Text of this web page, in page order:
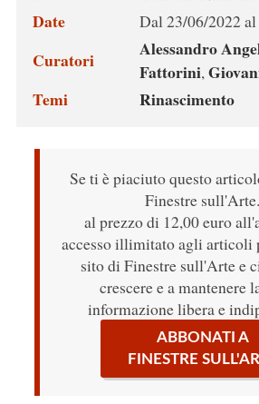
Date
Dal 23/06/2022
Curatori Alessandro
Fattorini,
Temi
Rinascimento
Se ti è piaciuto questo
Finestre sull'Arte.
al prezzo di 12,00 euro
accesso illimitato agli articoli
sito di Finestre sull'Arte e
crescere e a mantenere
informazione libera e
ABBONATI A
FINESTRE